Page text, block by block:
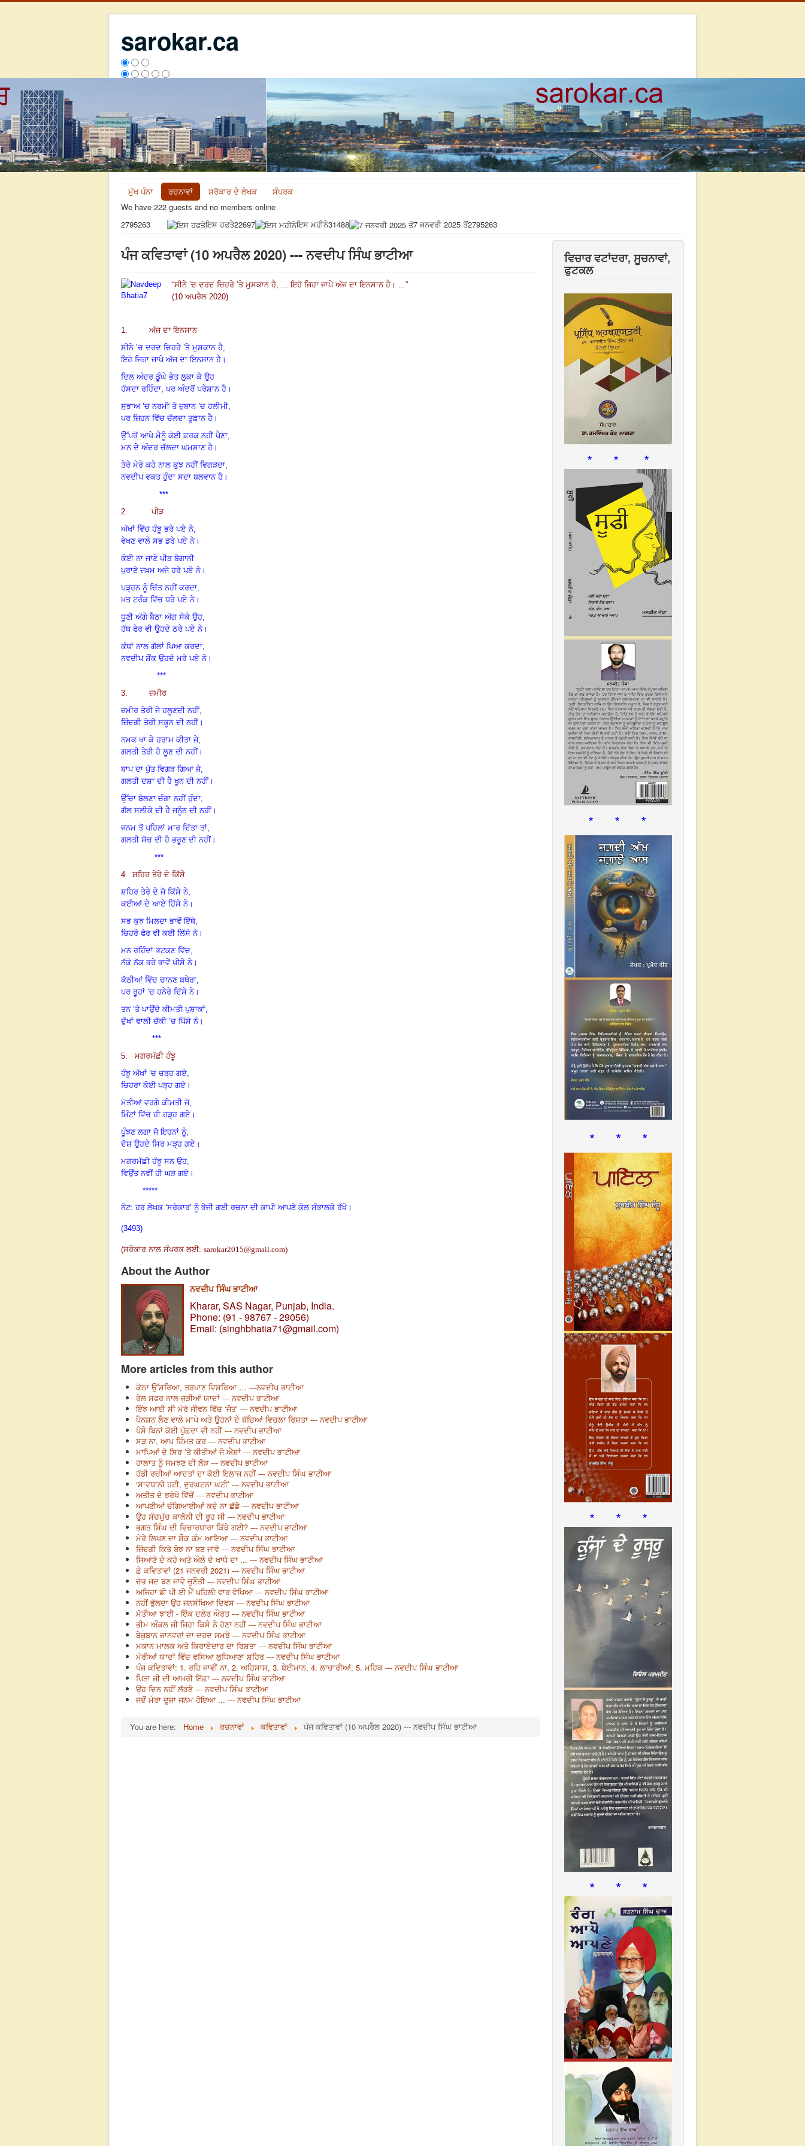
sarokar.ca
ਮੁੱਖ ਪੰਨਾ ਰਚਨਾਵਾਂ ਸਰੋਕਾਰ ਦੇ ਲੇਖਕ
ਸੰਪਰਕ
We have 222 guests and no members online
2795263
ਇਸ ਹਫਤੇ22697 ਇਸ ਮਹੀਨੇ31488 7 ਜਨਵਰੀ 2025 ਤੋਂ2795263
ਪੰਜ ਕਵਿਤਾਵਾਂ (10 ਅਪਰੈਲ 2020) --- ਨਵਦੀਪ ਸਿੰਘ ਭਾਟੀਆ
“ਸੀਨੇ ’ਚ ਦਰਦ ਚਿਹਰੇ ’ਤੇ ਮੁਸਕਾਨ ਹੈ, ...ਇਹੋ ਜਿਹਾ ਜਾਪੇ ਅੱਜ ਦਾ ਇਨਸਾਨ ਹੈ। ... ”
(10 ਅਪਰੈਲ 2020)
1. ਅੱਜ ਦਾ ਇਨਸਾਨ
ਸੀਨੇ ’ਚ ਦਰਦ ਚਿਹਰੇ ’ਤੇ ਮੁਸਕਾਨ ਹੈ,
ਇਹੋ ਜਿਹਾ ਜਾਪੇ ਅੱਜ ਦਾ ਇਨਸਾਨ ਹੈ।
ਦਿਲ ਅੰਦਰ ਡੂੰਘੇ ਭੇਤ ਲੁਕਾ ਕੇ ਉਹ
ਹੱਸਦਾ ਰਹਿੰਦਾ, ਪਰ ਅੰਦਰੋਂ ਪਰੇਸ਼ਾਨ ਹੈ ।
ਸੁਭਾਅ ’ਚ ਨਰਮੀ ਤੇ ਜ਼ੁਬਾਨ ’ਚ ਹਲੀਮੀ,
ਪਰ ਜ਼ਿਹਨ ਵਿੱਚ ਚੱਲਦਾ ਤੂਫ਼ਾਨ ਹੈ ।
ਉੱਪਰੋਂ ਆਖੇ ਮੈਨੂੰ ਕੋਈ ਫ਼ਰਕ ਨਹੀਂ ਪੈਣਾ,
ਮਨ ਦੇ ਅੰਦਰ ਚੱਲਦਾ ਘਮਸਾਣ ਹੈ ।
ਤੇਰੇ ਮੇਰੇ ਕਹੇ ਨਾਲ ਕੁਝ ਨਹੀਂ ਵਿਗੜਦਾ,
ਨਵਦੀਪ ਵਕਤ ਹੁੰਦਾ ਸਦਾ ਬਲਵਾਨ ਹੈ ।
***
2. ਪੀੜ
ਅੱਖਾਂ ਵਿੱਚ ਹੰਝੂ ਭਰੇ ਪਏ ਨੇ,
ਵੇਖਣ ਵਾਲੇ ਸਭ ਡਰੇ ਪਏ ਨੇ।
ਕੋਈ ਨਾ ਜਾਣੇ ਪੀੜ ਬੇਗਾਨੀ
ਪੁਰਾਣੇ ਜ਼ਖ਼ਮ ਅਜੇ ਹਰੇ ਪਏ ਨੇ।
ਪੜ੍ਹਨ ਨੂੰ ਚਿੱਤ ਨਹੀਂ ਕਰਦਾ,
ਖ਼ਤ ਟਰੰਕ ਵਿੱਚ ਧਰੇ ਪਏ ਨੇ।
ਧੂਣੀ ਅੱਗੇ ਬੈਠਾ ਅੱਗ ਸੇਕੇ ਉਹ,
ਹੱਥ ਫੇਰ ਵੀ ਉਹਦੇ ਠਰੇ ਪਏ ਨੇ।
ਕੰਧਾਂ ਨਾਲ ਗੱਲਾਂ ਪਿਆ ਕਰਦਾ,
ਨਵਦੀਪ ਸ਼ੌਂਕ ਉਹਦੇ ਮਰੇ ਪਏ ਨੇ।
***
3. ਜ਼ਮੀਰ
ਜ਼ਮੀਰ ਤੇਰੀ ਜੇ ਹਲੂਣਦੀ ਨਹੀਂ,
ਜ਼ਿੰਦਗੀ ਤੇਰੀ ਸਕੂਨ ਦੀ ਨਹੀਂ।
ਨਮਕ ਖਾ ਕੇ ਹਰਾਮ ਕੀਤਾ ਜੇ,
ਗਲਤੀ ਤੇਰੀ ਹੈ ਲੂਣ ਦੀ ਨਹੀਂ।
ਬਾਪ ਦਾ ਪੁੱਤ ਵਿਗੜ ਗਿਆ ਜੇ,
ਗਲਤੀ ਦਸ਼ਾ ਦੀ ਹੈ ਖੂਨ ਦੀ ਨਹੀਂ।
ਉੱਚਾ ਬੋਲਣਾ ਚੰਗਾ ਨਹੀਂ ਹੁੰਦਾ,
ਗੱਲ ਸਲੀਕੇ ਦੀ ਹੈ ਜਨੂੰਨ ਦੀ ਨਹੀਂ।
ਜਨਮ ਤੋਂ ਪਹਿਲਾਂ ਮਾਰ ਦਿੱਤਾ ਤਾਂ,
ਗਲਤੀ ਸੋਚ ਦੀ ਹੈ ਭਰੂਣ ਦੀ ਨਹੀਂ।
***
4. ਸ਼ਹਿਰ ਤੇਰੇ ਦੇ ਕਿੱਸੇ
ਸ਼ਹਿਰ ਤੇਰੇ ਦੇ ਜੋ ਕਿੱਸੇ ਨੇ,
ਕਈਆਂ ਦੇ ਆਏ ਹਿੱਸੇ ਨੇ।
ਸਭ ਕੁਝ ਮਿਲਦਾ ਭਾਵੇਂ ਇੱਥੇ,
ਚਿਹਰੇ ਫੇਰ ਵੀ ਕਈ ਲਿੱਸੇ ਨੇ।
ਮਨ ਰਹਿੰਦਾਂ ਭਟਕਣ ਵਿੱਚ,
ਨੱਕੋ ਨੱਕ ਭਰੇ ਭਾਵੇਂ ਖੀਸੇ ਨੇ।
ਕੋਠੀਆਂ ਵਿੱਚ ਚਾਨਣ ਬਥੇਰਾ,
ਪਰ ਰੂਹਾਂ ’ਚ ਹਨੇਰੇ ਦਿੱਸੇ ਨੇ।
ਤਨ ’ਤੇ ਪਾਉਂਦੇ ਕੀਮਤੀ ਪੁਸ਼ਾਕਾਂ,
ਦੁੱਖਾਂ ਵਾਲੀ ਚੱਕੀ ’ਚ ਪਿੱਸੇ ਨੇ।
***
5. ਮਗਰਮੱਛੀ ਹੰਝੂ
ਹੰਝੂ ਅੱਖਾਂ ’ਚ ਚੜ੍ਹ ਗਏ,
ਚਿਹਰਾ ਕੋਈ ਪੜ੍ਹ ਗਏ।
ਮੋਤੀਆਂ ਵਰਗੇ ਕੀਮਤੀ ਜੋ,
ਮਿੰਟਾਂ ਵਿੱਚ ਹੀ ਹੜ੍ਹ ਗਏ।
ਪੂੰਝਣ ਲਗਾ ਜੋ ਇਹਨਾਂ ਨੂੰ,
ਦੋਸ਼ ਉਹਦੇ ਸਿਰ ਮੜ੍ਹ ਗਏ।
ਮਗਰਮੱਛੀ ਹੰਝੂ ਸਨ ਉਹ,
ਵਿਉਂਤ ਨਵੀਂ ਹੀ ਘੜ ਗਏ।
*****
ਨੋਟ: ਹਰ ਲੇਖਕ ‘ਸਰੋਕਾਰ’ ਨੂੰ ਭੇਜੀ ਗਈ ਰਚਨਾ ਦੀ ਕਾਪੀ ਆਪਣੇ ਕੋਲ ਸੰਭਾਲਕੇ ਰੱਖੇ।
(3493)
(ਸਰੋਕਾਰ ਨਾਲ ਸੰਪਰਕ ਲਈ: sarokar2015@gmail.com)
About the Author
ਨਵਦੀਪ ਸਿੰਘ ਭਾਟੀਆ
Kharar, SAS Nagar, Punjab, India.
Phone: (91 - 98767 - 29056)
Email: (singhbhatia71@gmail.com)
More articles from this author
ਕੋਠਾ ਉੱਸਰਿਆ, ਤਰਖਾਣ ਵਿਸਰਿਆ … ---ਨਵਦੀਪ ਭਾਟੀਆ
ਰੇਲ ਸਫਰ ਨਾਲ ਜੁੜੀਆਂ ਯਾਦਾਂ --- ਨਵਦੀਪ ਭਾਟੀਆ
ਇੰਝ ਆਈ ਸੀ ਮੇਰੇ ਜੀਵਨ ਵਿੱਚ ‘ਜੋਤ’ --- ਨਵਦੀਪ ਭਾਟੀਆ
ਪੈਨਸ਼ਨ ਲੈਣ ਵਾਲੇ ਮਾਪੇ ਅਤੇ ਉਹਨਾਂ ਦੇ ਬੱਚਿਆਂ ਵਿਚਲਾ ਰਿਸ਼ਤਾ --- ਨਵਦੀਪ ਭਾਟੀਆ
ਪੈਸੇ ਬਿਨਾਂ ਕੋਈ ਪੁੱਛਦਾ ਵੀ ਨਹੀਂ --- ਨਵਦੀਪ ਭਾਟੀਆ
ਸੜ ਨਾ, ਆਪ ਹਿੰਮਤ ਕਰ --- ਨਵਦੀਪ ਭਾਟੀਆ
ਮਾਪਿਆਂ ਦੇ ਸਿਰ ’ਤੇ ਕੀਤੀਆਂ ਜੋ ਐਸ਼ਾਂ --- ਨਵਦੀਪ ਭਾਟੀਆ
ਹਾਲਾਤ ਨੂੰ ਸਮਝਣ ਦੀ ਲੋੜ --- ਨਵਦੀਪ ਭਾਟੀਆ
ਹੱਡੀ ਰਚੀਆਂ ਆਦਤਾਂ ਦਾ ਕੋਈ ਇਲਾਜ ਨਹੀਂ --- ਨਵਦੀਪ ਸਿੰਘ ਭਾਟੀਆ
‘ਸਾਵਧਾਨੀ ਹਟੀ, ਦੁਰਘਟਨਾ ਘਟੀ’ --- ਨਵਦੀਪ ਭਾਟੀਆ
ਅਤੀਤ ਦੇ ਝਰੋਖੇ ਵਿੱਚੋਂ --- ਨਵਦੀਪ ਭਾਟੀਆ
ਆਪਣੀਆਂ ਚੰਗਿਆਈਆਂ ਕਦੇ ਨਾ ਛੱਡੋ --- ਨਵਦੀਪ ਭਾਟੀਆ
ਉਹ ਸੱਚਮੁੱਚ ਕਾਲੋਨੀ ਦੀ ਰੂਹ ਸੀ --- ਨਵਦੀਪ ਭਾਟੀਆ
ਭਗਤ ਸਿੰਘ ਦੀ ਵਿਚਾਰਧਾਰਾ ਕਿੱਥੇ ਗਈ? --- ਨਵਦੀਪ ਭਾਟੀਆ
ਮੇਰੇ ਲਿਖਣ ਦਾ ਸ਼ੌਕ ਕੰਮ ਆਇਆ --- ਨਵਦੀਪ ਭਾਟੀਆ
ਜ਼ਿੰਦਗੀ ਕਿਤੇ ਬੋਝ ਨਾ ਬਣ ਜਾਵੇ --- ਨਵਦੀਪ ਸਿੰਘ ਭਾਟੀਆ
ਸਿਆਣੇ ਦੇ ਕਹੇ ਅਤੇ ਔਲੇ ਦੇ ਖਾਧੇ ਦਾ ... --- ਨਵਦੀਪ ਸਿੰਘ ਭਾਟੀਆ
ਛੇ ਕਵਿਤਾਵਾਂ (21 ਜਨਵਰੀ 2021) --- ਨਵਦੀਪ ਸਿੰਘ ਭਾਟੀਆ
ਚੋਭ ਜਦ ਬਣ ਜਾਵੇ ਚੁਣੌਤੀ --- ਨਵਦੀਪ ਸਿੰਘ ਭਾਟੀਆ
ਅਜਿਹਾ ਡੀ ਪੀ ਈ ਮੈਂ ਪਹਿਲੀ ਵਾਰ ਵੇਖਿਆ --- ਨਵਦੀਪ ਸਿੰਘ ਭਾਟੀਆ
ਨਹੀਂ ਭੁੱਲਦਾ ਉਹ ਜਨਸੰਖਿਆ ਦਿਵਸ --- ਨਵਦੀਪ ਸਿੰਘ ਭਾਟੀਆ
ਮੋਤੀਆ ਝਾਈ - ਇੱਕ ਦਲੇਰ ਔਰਤ --- ਨਵਦੀਪ ਸਿੰਘ ਭਾਟੀਆ
ਭੀਮ ਅੰਕਲ ਜੀ ਜਿਹਾ ਕਿਸੇ ਨੇ ਹੋਣਾ ਨਹੀਂ --- ਨਵਦੀਪ ਸਿੰਘ ਭਾਟੀਆ
ਬੇਜ਼ੁਬਾਨ ਜਾਨਵਰਾਂ ਦਾ ਦਰਦ ਸਮਝੋ --- ਨਵਦੀਪ ਸਿੰਘ ਭਾਟੀਆ
ਮਕਾਨ ਮਾਲਕ ਅਤੇ ਕਿਰਾਏਦਾਰ ਦਾ ਰਿਸ਼ਤਾ --- ਨਵਦੀਪ ਸਿੰਘ ਭਾਟੀਆ
ਮੇਰੀਆਂ ਯਾਦਾਂ ਵਿੱਚ ਵਸਿਆ ਲੁਧਿਆਣਾ ਸ਼ਹਿਰ --- ਨਵਦੀਪ ਸਿੰਘ ਭਾਟੀਆ
ਪੰਜ ਕਵਿਤਾਵਾਂ: 1. ਰਹਿ ਜਾਵੀਂ ਨਾ, 2. ਅਹਿਸਾਸ, 3. ਬੇਈਮਾਨ, 4. ਲਾਚਾਰੀਆਂ, 5. ਮਹਿਕ --- ਨਵਦੀਪ ਸਿੰਘ ਭਾਟੀਆ
ਪਿਤਾ ਜੀ ਦੀ ਆਖ਼ਰੀ ਇੱਛਾ --- ਨਵਦੀਪ ਸਿੰਘ ਭਾਟੀਆ
ਉਹ ਦਿਨ ਨਹੀਂ ਲੱਭਣੇ --- ਨਵਦੀਪ ਸਿੰਘ ਭਾਟੀਆ
ਜਦੋਂ ਮੇਰਾ ਦੂਜਾ ਜਨਮ ਹੋਇਆ ... --- ਨਵਦੀਪ ਸਿੰਘ ਭਾਟੀਆ
You are here: Home ਰਚਨਾਵਾਂ ਕਵਿਤਾਵਾਂ ਪੰਜ ਕਵਿਤਾਵਾਂ (10 ਅਪਰੈਲ 2020) --- ਨਵਦੀਪ ਸਿੰਘ ਭਾਟੀਆ
ਵਿਚਾਰ ਵਟਾਂਦਰਾ, ਸੂਚਨਾਵਾਂ,
ਫੁਟਕਲ
* * *
* * *
* * *
* * *
* * *